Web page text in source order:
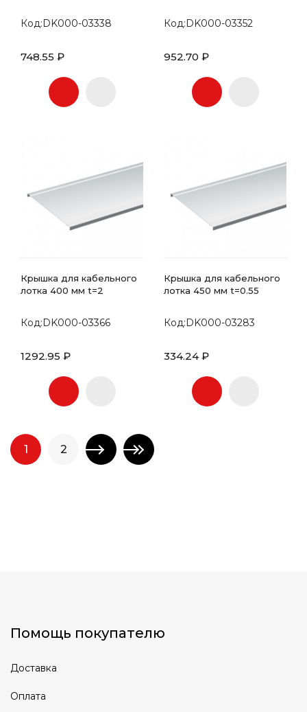
Код:DK000-03338
748.55 ₽
Код:DK000-03352
952.70 ₽
Крышка для кабельного
лотка 400 мм t=2
Код:DK000-03366
1292.95 ₽
Крышка для кабельного
лотка 450 мм t=0.55
Код:DK000-03283
334.24 ₽
1 2
Помощь покупателю
Доставка
Оплата